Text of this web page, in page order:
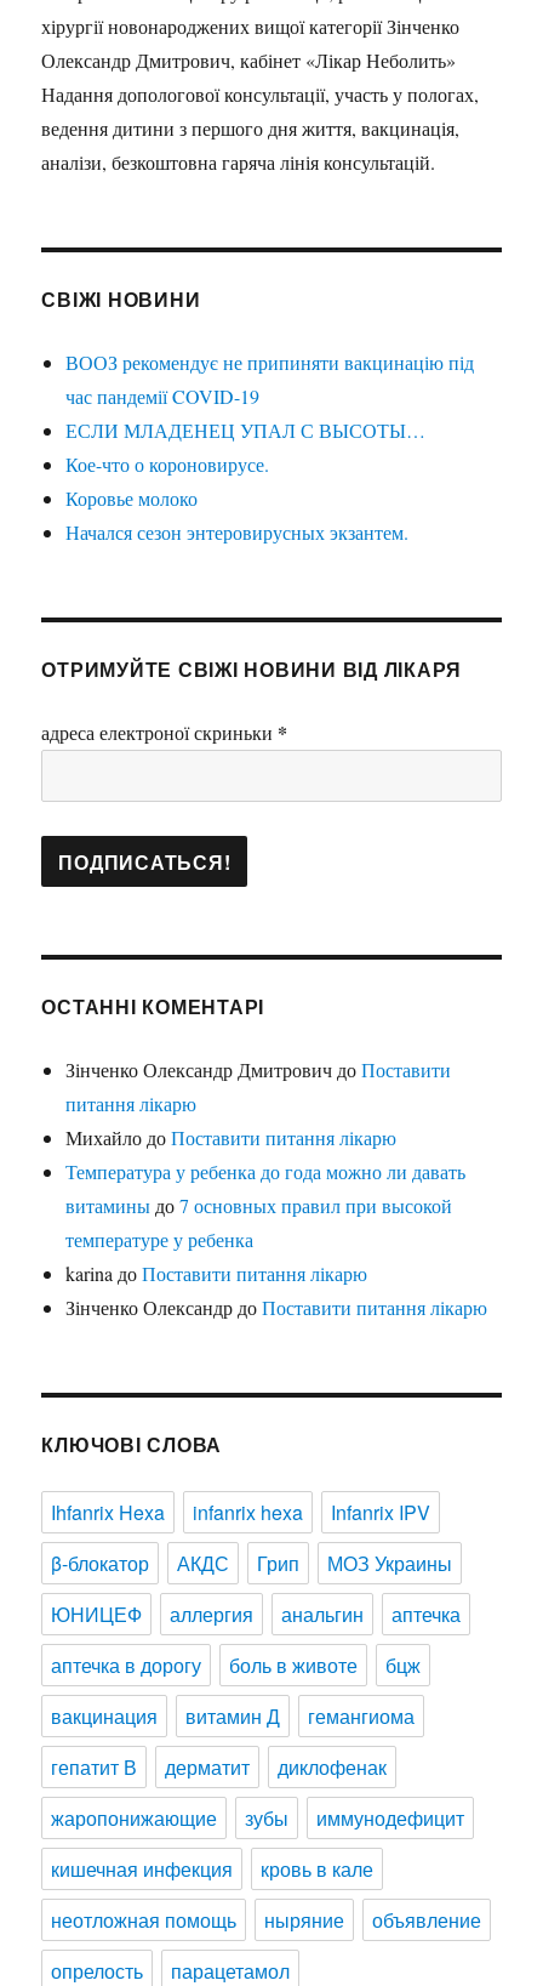
хірургії новонароджених вищої категорії Зінченко
Олександр Дмитрович, кабінет «Лікар Неболить»
Надання допологової консультації, участь у пологах,
ведення дитини з першого дня життя, вакцинація,
аналізи, безкоштовна гаряча лінія консультацій.
СВІЖІ НОВИНИ
ВООЗ рекомендує не припиняти вакцинацію під
час пандемії COVID-19
ЕСЛИ МЛАДЕНЕЦ УПАЛ С ВЫСОТЫ…
Кое-что о короновирусе.
Коровье молоко
Начался сезон энтеровирусных экзантем.
ОТРИМУЙТЕ СВІЖІ НОВИНИ ВІД ЛІКАРЯ
адреса електроної скриньки *
ОСТАННІ КОМЕНТАРІ
Зінченко Олександр Дмитрович доПоставити
питання лікарю
Михайло доПоставити питання лікарю
Температура у ребенка до года можно ли давать
витамины до7 основных правил при высокой
температуре у ребенка
karina доПоставити питання лікарю
Зінченко Олександр доПоставити питання лікарю
КЛЮЧОВІ СЛОВА
Ihfanrix Hexa infanrix hexa
Infanrix IPV
β-блокатор
АКДС Грип
МОЗ Украины
ЮНИЦЕФ
аллергия анальгин
аптечка
аптечка в дорогу
боль в животе
бцж
вакцинация
витамин Д
гемангиома
гепатит В
дерматит
диклофенак
жаропонижающие
зубы
иммунодефицит
кишечная инфекция
кровь в кале
неотложная помощь
ныряние
объявление
опрелость
парацетамол